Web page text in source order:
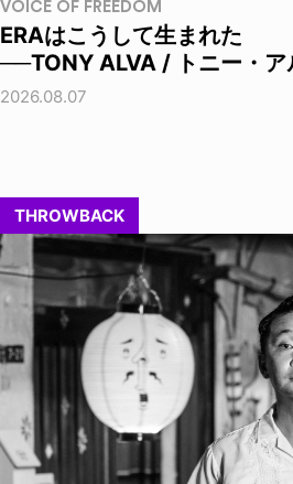
VOICE OF FREEDOM
ERAはこうして生まれた
──TONY ALVA / トニー・ア
2026.08.07
THROWBACK